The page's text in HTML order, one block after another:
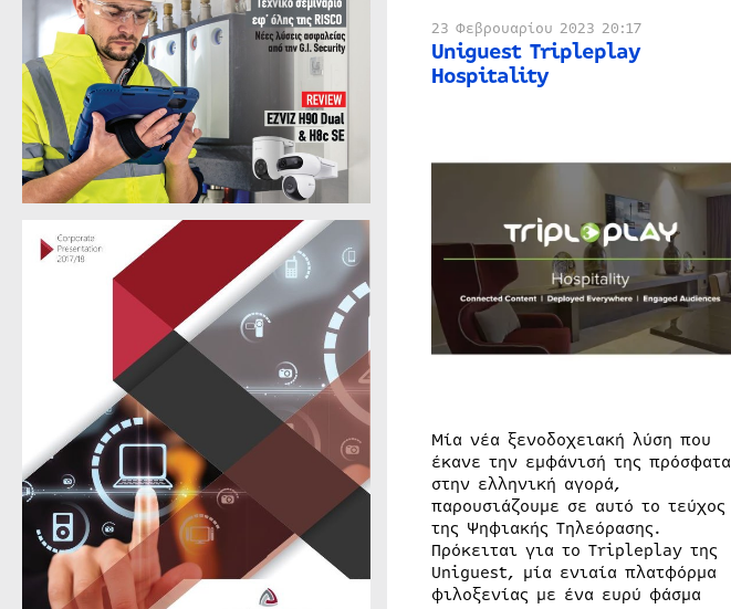
23 Φεβρουαρίου 2023 20:17
Uniguest Tripleplay
Hospitality
Μία νέα ξενοδοχειακή λύση που
έκανε την εμφάνισή της πρόσφατα
στην ελληνική αγορά,
παρουσιάζουμε σε αυτό το τεύχος
της Ψηφιακής Τηλεόρασης.
Πρόκειται για το Tripleplay της
Uniguest, μία ενιαία πλατφόρμα
φιλοξενίας με ένα ευρύ φάσμα